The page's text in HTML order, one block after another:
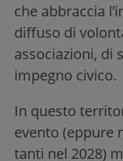
che abbraccia
diffuso di
associazioni, di
impegno civico.
In questo
evento (eppure
tanti nel 2028)